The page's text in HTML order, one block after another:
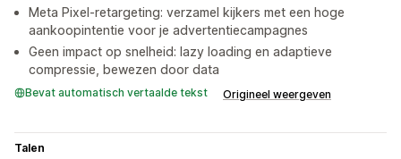
Meta Pixel-retargeting: verzamel kijkers met een hoge
aankoopintentie voor je advertentiecampagnes
Geen impact op snelheid: lazy loading en adaptieve
compressie, bewezen door data
Bevat automatisch vertaalde tekst Origineel weergeven
Talen